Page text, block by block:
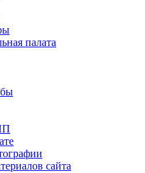
палата
сайта